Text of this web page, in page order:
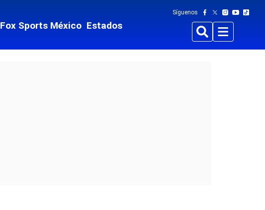
Fox Sports México Estados
Síguenos
BuscarMenu